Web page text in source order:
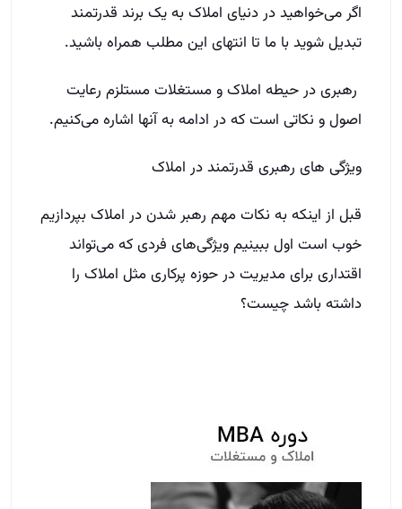
اگر می‌خواهید در دنیای املاک به یک برند قدرتمند
تبدیل شوید با ما تا انتهای این مطلب همراه باشید.
رهبری در حیطه املاک و مستغلات مستلزم رعایت
اصول و نکاتی است که در ادامه به آنها اشاره می‌کنیم.
ویژگی های رهبری قدرتمند در املاک
قبل از اینکه به نکات مهم رهبر شدن در املاک بپردازیم
خوب است اول ببینیم ویژگی‌های فردی که می‌تواند
اقتداری برای مدیریت در حوزه پرکاری مثل املاک را
داشته باشد چیست؟